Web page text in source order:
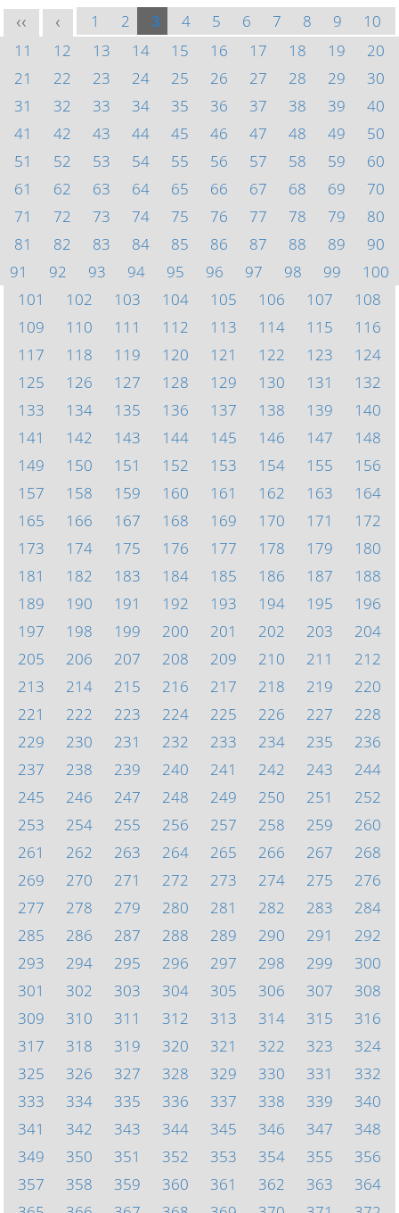
<< < 1 2 3 4 5 6 7 8 9
10
11
12 13 14 15 16 17 18 19
20
21
22 23 24 25 26 27 28 29
30
31
32 33 34 35 36 37 38 39
40
41
42 43 44 45 46 47 48 49
50
51
52 53 54 55 56 57 58 59
60
61
62 63 64 65 66 67 68 69
70
71
72 73 74 75 76 77 78 79
80
81
82 83 84 85 86 87 88 89
90
91
92 93 94 95 96 97 98 99
100
101
102 103 104 105 106 107
108
109
110 111 112 113 114 115
116
117
118 119 120 121 122 123
124
125
126 127 128 129 130 131
132
133
134 135 136 137 138 139
140
141
142 143 144 145 146 147
148
149
150 151 152 153 154 155
156
157
158 159 160 161 162 163
164
165
166 167 168 169 170 171
172
173
174 175 176 177 178 179
180
181
182 183 184 185 186 187
188
189
190 191 192 193 194 195
196
197
198 199 200 201 202 203
204
205
206 207 208 209 210 211
212
213
214 215 216 217 218 219
220
221
222 223 224 225 226 227
228
229
230 231 232 233 234 235
236
237
238 239 240 241 242 243
244
245
246 247 248 249 250 251
252
253
254 255 256 257 258 259
260
261
262 263 264 265 266 267
268
269
270 271 272 273 274 275
276
277
278 279 280 281 282 283
284
285
286 287 288 289 290 291
292
293
294 295 296 297 298 299
300
301
302 303 304 305 306 307
308
309
310 311 312 313 314 315
316
317
318 319 320 321 322 323
324
325
326 327 328 329 330 331
332
333
334 335 336 337 338 339
340
341
342 343 344 345 346 347
348
349
350 351 352 353 354 355
356
357
358 359 360 361 362 363
364